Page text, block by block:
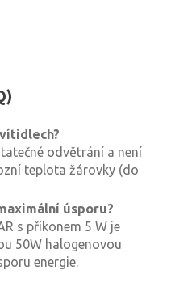
odvětrání a není
teplota žárovky (do
úsporu?
s příkonem 5 W je
50W halogenovou
energie.